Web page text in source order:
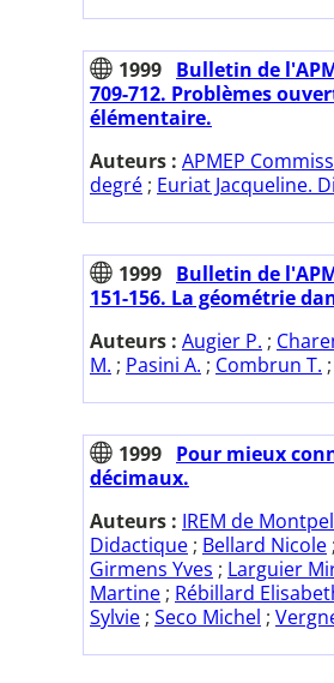
1999 Bulletin de
709-712. Problèmes
élémentaire.
Auteurs : APMEP
degré ; Euriat Jacqueline.
1999 Bulletin de
151-156. La géométrie
Auteurs : Augier P. ;
M. ; Pasini A. ; Combrun T. ;
1999 Pour mieux
décimaux.
Auteurs : IREM de
Didactique ; Bellard Nicole ;
Girmens Yves ; Larguier
Martine ; Rébillard
Sylvie ; Seco Michel ;